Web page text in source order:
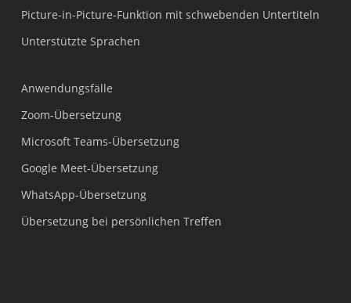
Picture-in-Picture-Funktion mit schwebenden Untertiteln
Unterstützte Sprachen
Anwendungsfälle
Zoom-Übersetzung
Microsoft Teams-Übersetzung
Google Meet-Übersetzung
WhatsApp-Übersetzung
Übersetzung bei persönlichen Treffen